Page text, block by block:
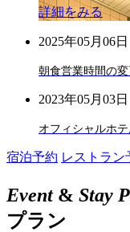
詳細をみる
2025年05月06日
朝食営業時間の変
2023年05月03日
オフィシャルホ
宿泊予約 レストラン
Event& Stay
プラン